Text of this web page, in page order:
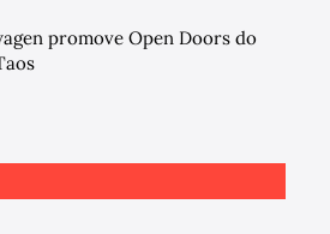
promove Open Doors do